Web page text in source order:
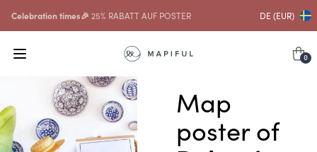
Celebration times🎉 25% RABATT AUF POSTER DE (EUR)
0
Map
poster of